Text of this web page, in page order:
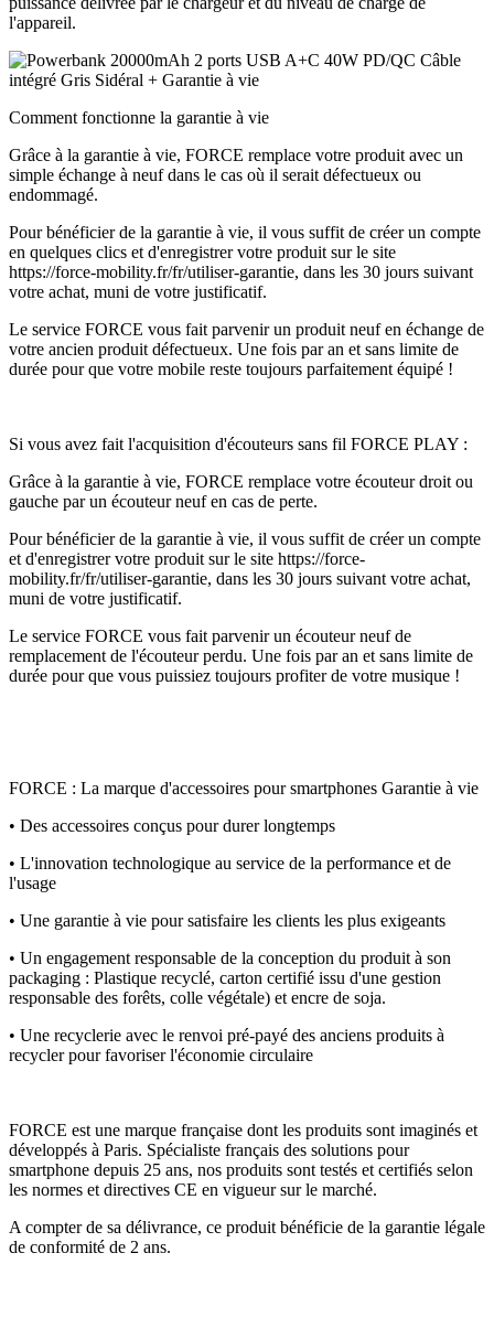
l'appareil.
Comment fonctionne la garantie à vie
Grâce à la garantie à vie, FORCE remplace votre produit avec un
simple échange à neuf dans le cas où il serait défectueux ou
endommagé.
Pour bénéficier de la garantie à vie, il vous suffit de créer un compte
en quelques clics et d'enregistrer votre produit sur le site
https://force-mobility.fr/fr/utiliser-garantie, dans les 30 jours suivant
votre achat, muni de votre justificatif.
Le service FORCE vous fait parvenir un produit neuf en échange de
votre ancien produit défectueux. Une fois par an et sans limite de
durée pour que votre mobile reste toujours parfaitement équipé !
Si vous avez fait l'acquisition d'écouteurs sans fil FORCE PLAY :
Grâce à la garantie à vie, FORCE remplace votre écouteur droit ou
gauche par un écouteur neuf en cas de perte.
Pour bénéficier de la garantie à vie, il vous suffit de créer un compte
et d'enregistrer votre produit sur le site https://force-
mobility.fr/fr/utiliser-garantie, dans les 30 jours suivant votre achat,
muni de votre justificatif.
Le service FORCE vous fait parvenir un écouteur neuf de
remplacement de l'écouteur perdu. Une fois par an et sans limite de
durée pour que vous puissiez toujours profiter de votre musique !
FORCE : La marque d'accessoires pour smartphones Garantie à vie
• Des accessoires conçus pour durer longtemps
• L'innovation technologique au service de la performance et de
l'usage
• Une garantie à vie pour satisfaire les clients les plus exigeants
• Un engagement responsable de la conception du produit à son
packaging : Plastique recyclé, carton certifié issu d'une gestion
responsable des forêts, colle végétale) et encre de soja.
• Une recyclerie avec le renvoi pré-payé des anciens produits à
recycler pour favoriser l'économie circulaire
FORCE est une marque française dont les produits sont imaginés et
développés à Paris. Spécialiste français des solutions pour
smartphone depuis 25 ans, nos produits sont testés et certifiés selon
les normes et directives CE en vigueur sur le marché.
A compter de sa délivrance, ce produit bénéficie de la garantie légale
de conformité de 2 ans.